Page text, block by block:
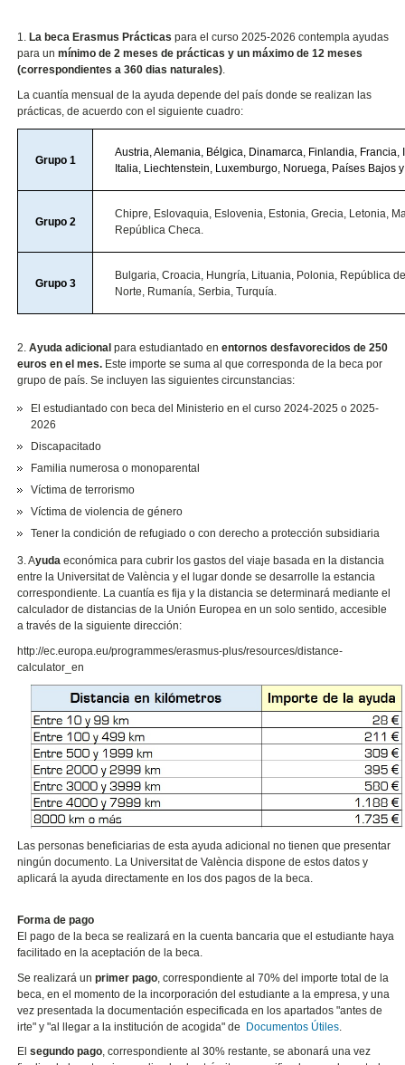
1. La beca Erasmus Prácticas para el curso 2025-2026 contempla ayudas
para unmínimo de 2 meses de prácticas y un máximo de 12 meses
(correspondientes a 360 dias naturales).
La cuantía mensual de la ayuda depende del país donde se realizan las
prácticas, de acuerdo con el siguiente cuadro:
Grupo 1
Austria, Alemania, Bélgica, Dinamarca, Finlandia, Francia,
Italia, Liechtenstein, Luxemburgo, Noruega, Países Bajos
Grupo 2
Chipre, Eslovaquia, Eslovenia, Estonia, Grecia, Letonia,
República Checa.
Grupo 3
Bulgaria, Croacia, Hungría, Lituania, Polonia, República
Norte, Rumanía, Serbia, Turquía.
2. Ayuda adicionalpara estudiantado enentornos desfavorecidos de 250
euros en el mes. Este importe se suma al que corresponda de la beca por
grupo de país. Se incluyen las siguientes circunstancias:
El estudiantado con beca del Ministerio en el curso 2024-2025 o 2025-
2026
Discapacitado
Familia numerosa o monoparental
Víctima de terrorismo
Víctima de violencia de género
Tener la condición de refugiado o con derecho a protección subsidiaria
3. Ayuda económica para cubrir los gastos del viaje basada en la distancia
entre la Universitat de València y el lugar donde se desarrolle la estancia
correspondiente. La cuantía es fija y la distancia se determinará mediante el
calculador de distancias de la Unión Europea en un solo sentido, accesible
a través de la siguiente dirección:
http://ec.europa.eu/programmes/erasmus-plus/resources/distance-
calculator_en
Las personas beneficiarias de esta ayuda adicional no tienen que presentar
ningún documento. La Universitat de València dispone de estos datos y
aplicará la ayuda directamente en los dos pagos de la beca.
Forma de pago
El pago de la beca se realizará en la cuenta bancaria que el estudiante haya
facilitado en la aceptación de la beca.
Se realizará unprimer pago , correspondiente al 70% del importe total de la
beca, en el momento de la incorporación del estudiante a la empresa, y una
vez presentada la documentación especificada en los apartados "antes de
irte" y "al llegar a la institución de acogida" de Documentos Útiles
El segundo pago, correspondiente al 30% restante, se abonará una vez